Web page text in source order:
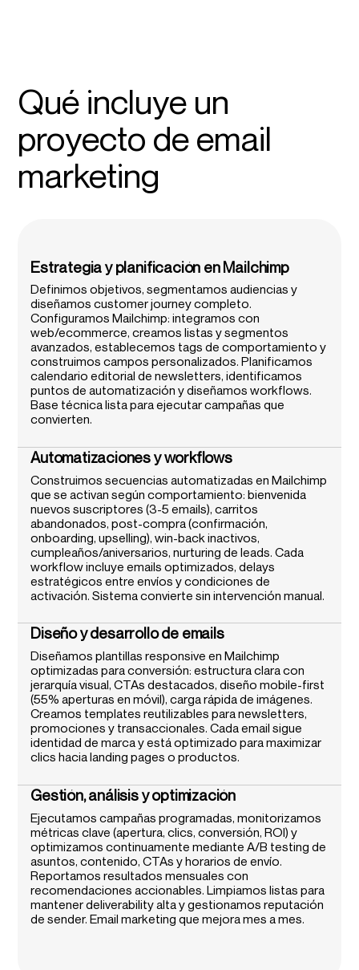
Qué incluye un
proyecto de email
marketing
Estrategia y planificación en Mailchimp
Definimos objetivos, segmentamos audiencias y
diseñamos customer journey completo.
Configuramos Mailchimp: integramos con
web/ecommerce, creamos listas y segmentos
avanzados, establecemos tags de comportamiento y
construimos campos personalizados. Planificamos
calendario editorial de newsletters, identificamos
puntos de automatización y diseñamos workflows.
Base técnica lista para ejecutar campañas que
convierten.
Automatizaciones y workflows
Construimos secuencias automatizadas en Mailchimp
que se activan según comportamiento: bienvenida
nuevos suscriptores (3-5 emails), carritos
abandonados, post-compra (confirmación,
onboarding, upselling), win-back inactivos,
cumpleaños/aniversarios, nurturing de leads. Cada
workflow incluye emails optimizados, delays
estratégicos entre envíos y condiciones de
activación. Sistema convierte sin intervención manual.
Diseño y desarrollo de emails
Diseñamos plantillas responsive en Mailchimp
optimizadas para conversión: estructura clara con
jerarquía visual, CTAs destacados, diseño mobile-first
(55% aperturas en móvil), carga rápida de imágenes.
Creamos templates reutilizables para newsletters,
promociones y transaccionales. Cada email sigue
identidad de marca y está optimizado para maximizar
clics hacia landing pages o productos.
Gestión, análisis y optimización
Ejecutamos campañas programadas, monitorizamos
métricas clave (apertura, clics, conversión, ROI) y
optimizamos continuamente mediante A/B testing de
asuntos, contenido, CTAs y horarios de envío.
Reportamos resultados mensuales con
recomendaciones accionables. Limpiamos listas para
mantener deliverability alta y gestionamos reputación
de sender. Email marketing que mejora mes a mes.